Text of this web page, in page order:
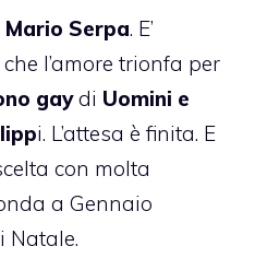
Mario Serpa. E’
l’amore trionfa per
gaydi Uomini e
i. L’attesa è finita. E
con molta
a Gennaio
Natale.